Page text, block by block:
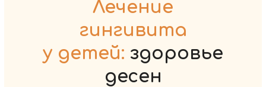
Лечение
гингивита
у детей: здоровье
десен